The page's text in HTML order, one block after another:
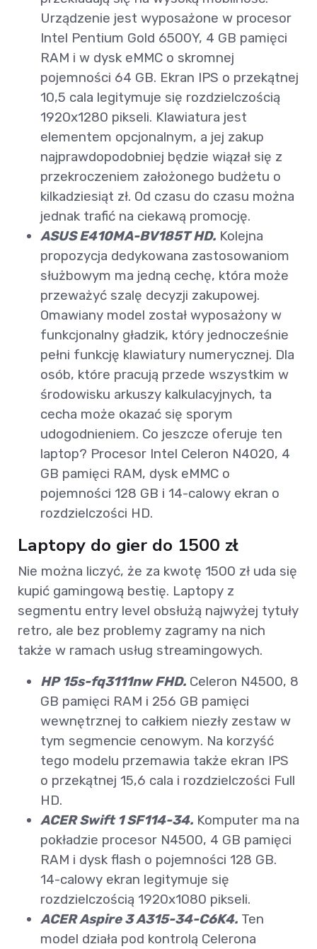
Urządzenie jest wyposażone w procesor
Intel Pentium Gold 6500Y, 4 GB pamięci
RAM i w dysk eMMC o skromnej
pojemności 64 GB. Ekran IPS o przekątnej
10,5 cala legitymuje się rozdzielczością
1920x1280 pikseli. Klawiatura jest
elementem opcjonalnym, a jej zakup
najprawdopodobniej będzie wiązał się z
przekroczeniem założonego budżetu o
kilkadziesiąt zł. Od czasu do czasu można
jednak trafić na ciekawą promocję.
ASUS E410MA-BV185T HD. Kolejna
propozycja dedykowana zastosowaniom
służbowym ma jedną cechę, która może
przeważyć szalę decyzji zakupowej.
Omawiany model został wyposażony w
funkcjonalny gładzik, który jednocześnie
pełni funkcję klawiatury numerycznej. Dla
osób, które pracują przede wszystkim w
środowisku arkuszy kalkulacyjnych, ta
cecha może okazać się sporym
udogodnieniem. Co jeszcze oferuje ten
laptop? Procesor Intel Celeron N4020, 4
GB pamięci RAM, dysk eMMC o
pojemności 128 GB i 14-calowy ekran o
rozdzielczości HD.
Laptopy do gier do 1500 zł
Nie można liczyć, że za kwotę 1500 zł uda się
kupić gamingową bestię. Laptopy z
segmentu entry level obsłużą najwyżej tytuły
retro, ale bez problemy zagramy na nich
także w ramach usług streamingowych.
HP 15s-fq3111nw FHD. Celeron N4500, 8
GB pamięci RAM i 256 GB pamięci
wewnętrznej to całkiem niezły zestaw w
tym segmencie cenowym. Na korzyść
tego modelu przemawia także ekran IPS
o przekątnej 15,6 cala i rozdzielczości Full
HD.
ACER Swift 1 SF114-34. Komputer ma na
pokładzie procesor N4500, 4 GB pamięci
RAM i dysk flash o pojemności 128 GB.
14-calowy ekran legitymuje się
rozdzielczością 1920x1080 pikseli.
ACER Aspire 3 A315-34-C6K4. Ten
model działa pod kontrolą Celerona